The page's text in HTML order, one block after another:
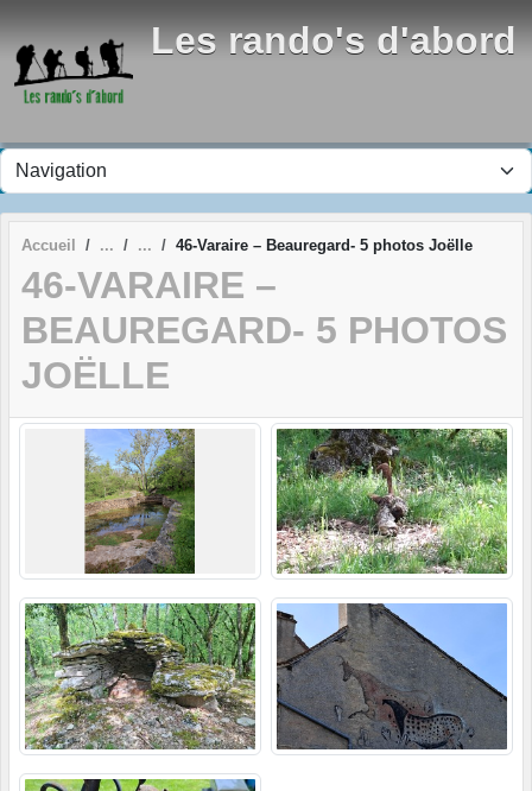
Les rando's d'abord
Accueil 46-Varaire – Beauregard- 5 photos Joëlle
46-VARAIRE –
BEAUREGARD- 5 PHOTOS
JOËLLE